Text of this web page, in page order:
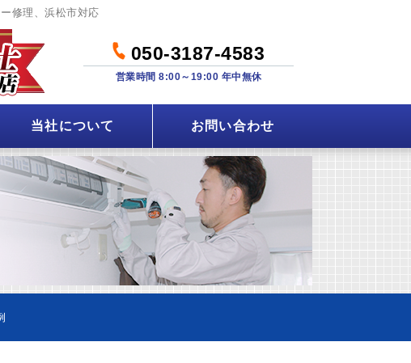
修理、浜松市対応
050-3187-4583
営業時間 8:00～19:00 年中無休
当社について お問い合わせ